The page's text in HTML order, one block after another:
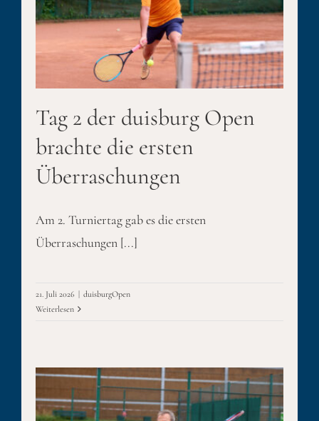
Tag 2 der duisburg Open
brachte die ersten
Überraschungen
Am 2. Turniertag gab es die ersten
Überraschungen [...]
21. Juli 2026 | duisburgOpen
Weiterlesen